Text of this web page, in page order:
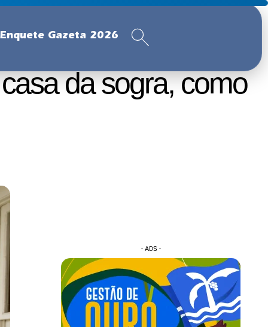
Enquete Gazeta 2026
da sogra, como
- ADS -